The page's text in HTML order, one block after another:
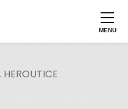
HEROUTICE